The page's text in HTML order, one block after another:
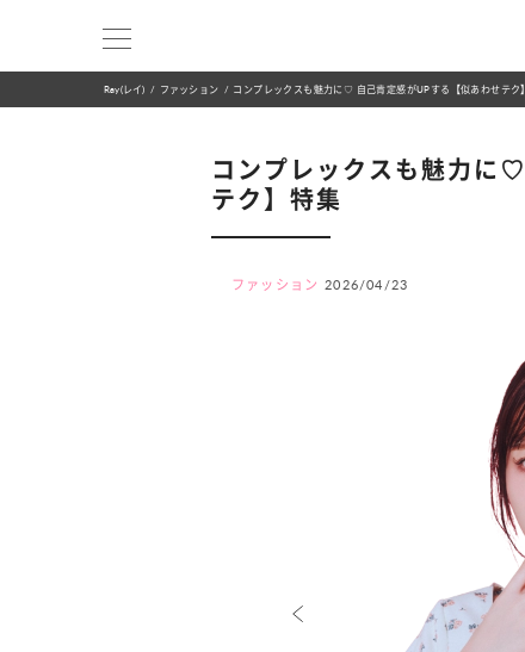
Ray(レイ) ファッション コンプレックスも魅力に♡ 自己肯定感がUPする【似あわせテク
コンプレックスも魅力に
テク】特集
ファッション 2026/04/23